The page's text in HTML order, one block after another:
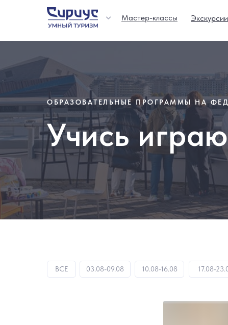
Экскурсии
Мастер-классы
ОБРАЗОВАТЕЛЬНЫЕ ПРОГРАММЫ НА
Учись
17.08-
10.08-16.08
03.08-09.08
ВСЕ